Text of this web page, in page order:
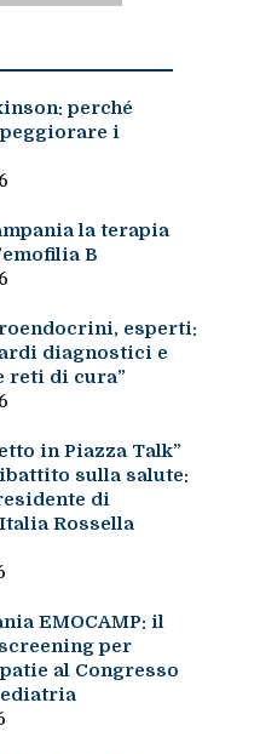
perché
peggiorare i
la terapia
B
esperti:
diagnostici e
reti di cura”
in Piazza Talk”
sulla salute:
di
Rossella
EMOCAMP: il
per
al Congresso